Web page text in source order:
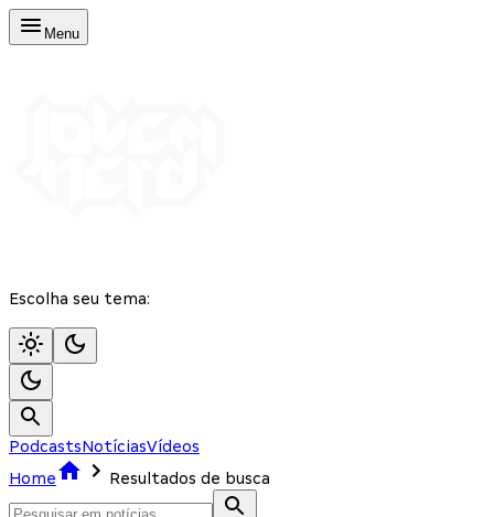
Menu
Escolha seu tema:
PodcastsNotíciasVídeos
Home
Resultados de busca